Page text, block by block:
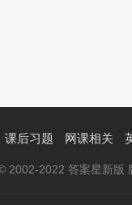
课后习题 网课相关
2002-2022 答案星新版